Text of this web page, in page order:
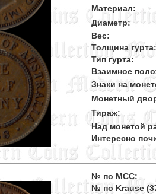
Материал:
Диаметр:
Вес:
Толщина гурта:
Тип гурта:
Взаимное
Знаки на
Монетный
Тираж:
Над монетой
Интересно
№ по MCC:
№ по Krause